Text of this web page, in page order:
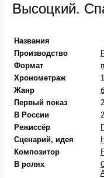
Высоцкий.
Названия
Производство
Формат
Хронометраж
Жанр
Первый показ
В России
Режиссёр
Сценарий, идея
Композитор
В ролях